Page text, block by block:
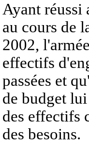
Ayant réussi
au cours de
2002,
effectifs
passées et
de budget
des effectifs
des besoins.